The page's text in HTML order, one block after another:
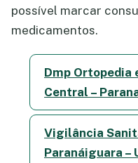
possível marcar
medicamentos.
Dmp Ortopedia
Central –
Vigilância
Paranáiguara –